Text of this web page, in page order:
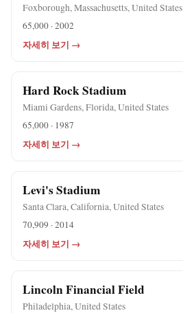
Foxborough, Massachusetts, United States
65,000 · 2002
자세히 보기 →
Hard Rock Stadium
Miami Gardens, Florida, United States
65,000 · 1987
자세히 보기 →
Levi's Stadium
Santa Clara, California, United States
70,909 · 2014
자세히 보기 →
Lincoln Financial Field
Philadelphia, United States